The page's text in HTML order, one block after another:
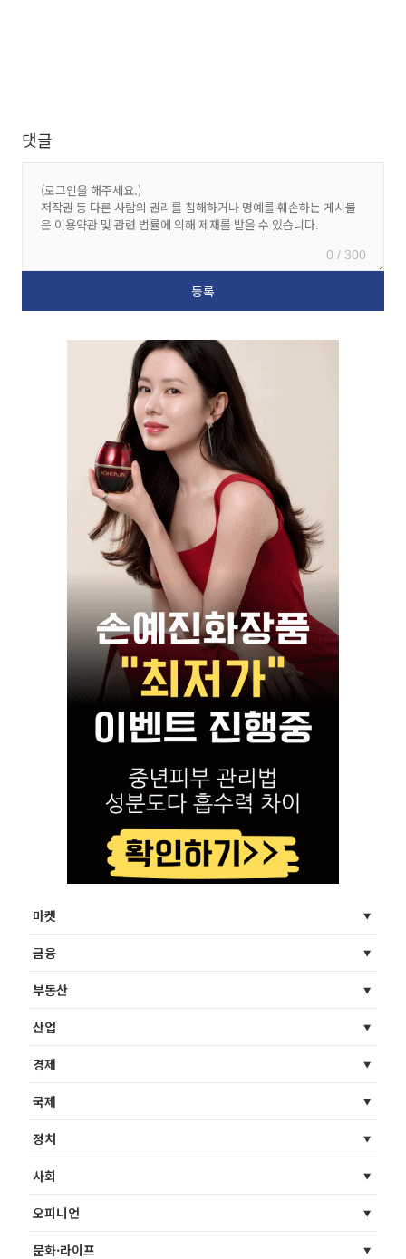
댓글
0 / 300
마켓
금융
부동산
산업
경제
국제
정치
사회
오피니언
문화·라이프